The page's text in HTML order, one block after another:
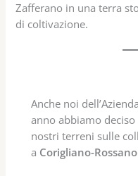
Zafferano in una terra
di coltivazione.
Anche noi
anno abbiamo
nostri terreni sulle
a Corigliano-Rossano